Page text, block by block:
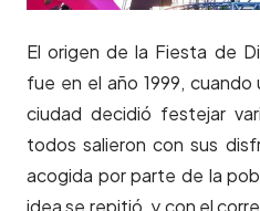
El origen de la Fiesta de
fue en el año 1999,
ciudad decidió festejar
todos salieron con sus
acogida por parte de la
idea se repitió, y con el